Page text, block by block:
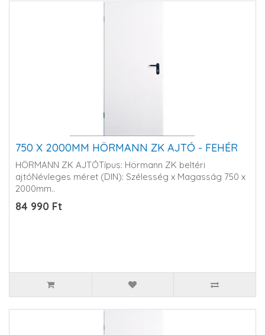
750 X 2000MM HÖRMANN ZK AJTÓ - FEHÉR
HÖRMANN ZK AJTÓTípus: Hörmann ZK beltéri
ajtóNévleges méret (DIN): Szélesség x Magasság 750 x
2000mm..
84 990 Ft